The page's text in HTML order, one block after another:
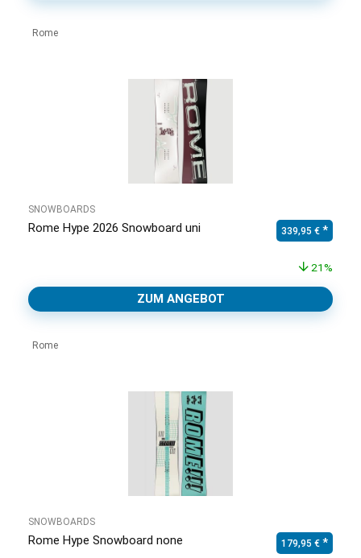
Rome
SNOWBOARDS
Rome Hype 2026 Snowboard uni Ursprünglicher
339,95 €
21%
ZUM ANGEBOT
Rome
SNOWBOARDS
Rome Hype Snowboard none Ursprünglicher
179,95 €